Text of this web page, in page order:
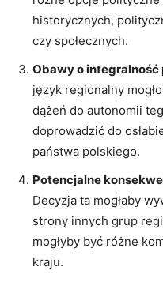
historycznych,
czy społecznych.
Obawy o integralność
język regionalny
dążeń do autonomii
doprowadzić do
państwa polskiego.
Potencjalne
Decyzja ta mogłaby
strony innych grup
mogłyby być różne
kraju.